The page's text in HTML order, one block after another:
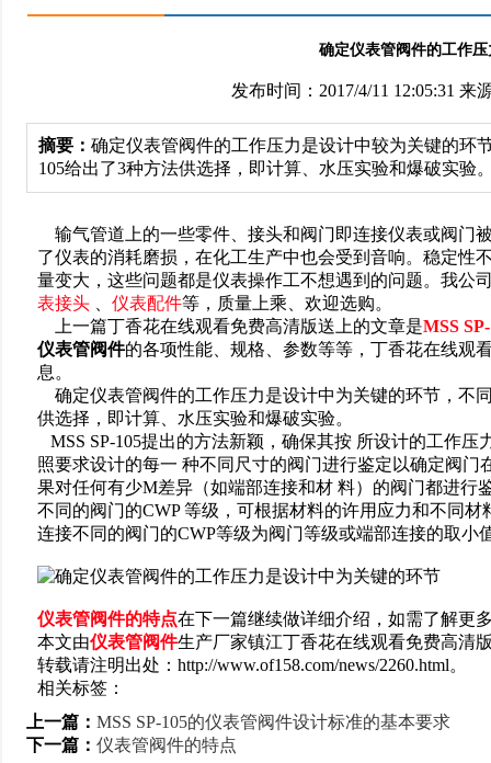
确定仪表管阀件的工作
发布时间：2017/4/11 12:05:31 来
摘要： 确定仪表管阀件的工作压力是设计中较为关键的环
105给出了3种方法供选择，即计算、水压实验和爆破实验
输气管道上的一些零件、接头和阀门即连接仪表或阀门
了仪表的消耗磨损，在化工生产中也会受到音响。稳定性
量变大，这些问题都是仪表操作工不想遇到的问题。我公
表接头
仪表配件等，质量上乘、欢迎选购。
上一篇丁香花在线观看免费高清版送上的文章是MSS
仪表管阀件的各项性能、规格、参数等等，丁香花在线观
息。
确定仪表管阀件的工作压力是设计中为关键的环节，不
供选择，即计算、水压实验和爆破实验。
MSS SP-105提出的方法新颖，确保其按 所设计的工作
照要求设计的每一 种不同尺寸的阀门进行鉴定以确定阀门
果对任何有少M差异（如端部连接和材 料）的阀门都进
不同的阀门的CWP 等级，可根据材料的许用应力和不同
连接不同的阀门的CWP等级为阀门等级或端部连接的取小
仪表管阀件的特点在下一篇继续做详细介绍，如需了解更
本文由仪表管阀件生产厂家镇江丁香花在线观看免费高清
转载请注明出处：http://www.of158.com/news/2260.html。
相关标签：
上一篇： MSS SP-105的仪表管阀件设计标准的基本要求
下一篇： 仪表管阀件的特点